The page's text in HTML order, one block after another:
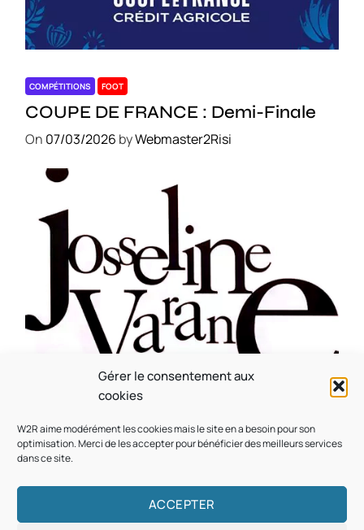
Gérer le consentement aux
cookies
W2R aime modérément les cookies mais le site en a besoin pour son
optimisation. Merci de les accepter pour bénéficier des meilleurs services
dans ce site.
ACCEPTER
COMPÉTITIONS FOOT
COUPE DE FRANCE : Demi-Finale
On 07/03/2026 byWebmaster2Risi
MUSICALE
Souvenir : 1996
On05/03/2026byWebmaster2Risi